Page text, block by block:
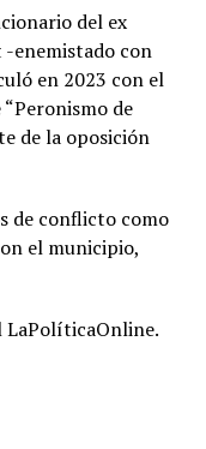
del ex
enemistado con
en 2023 con el
de
de la oposición
de conflicto como
el municipio,
LaPolíticaOnline.